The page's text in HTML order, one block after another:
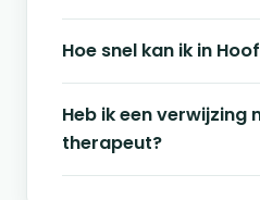
Hoe snel kan ik in
Heb ik een verwijzing
therapeut?